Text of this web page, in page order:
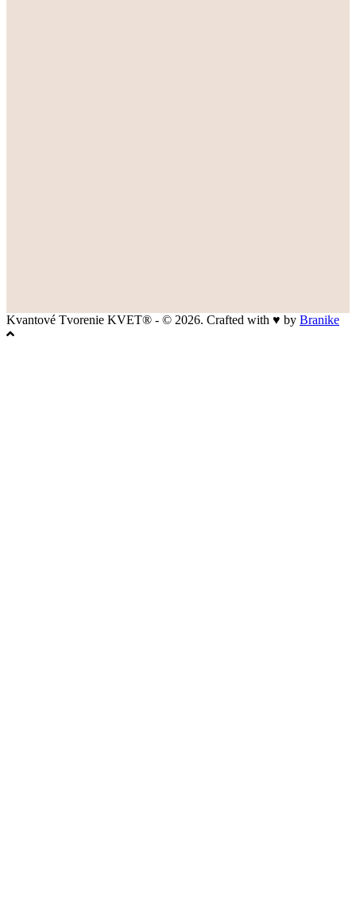
Kvantové Tvorenie KVET® - © 2026. Crafted with ♥ by Branike